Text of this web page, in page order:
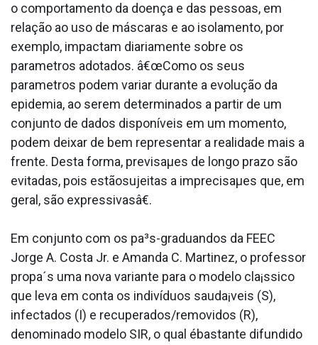
o comportamento da doença e das pessoas, em
relação ao uso de máscaras e ao isolamento, por
exemplo, impactam diariamente sobre os
parametros adotados. â€œComo os seus
parametros podem variar durante a evolução da
epidemia, ao serem determinados a partir de um
conjunto de dados disponí­veis em um momento,
podem deixar de bem representar a realidade mais a
frente. Desta forma, previsaµes de longo prazo são
evitadas, pois estãosujeitas a imprecisaµes que, em
geral, são expressivasâ€.
Em conjunto com os pa³s-graduandos da FEEC
Jorge A. Costa Jr. e Amanda C. Martinez, o professor
propa´s uma nova variante para o modelo cla¡ssico
que leva em conta os indivíduos sauda¡veis (S),
infectados (I) e recuperados/removidos (R),
denominado modelo SIR, o qual ébastante difundido